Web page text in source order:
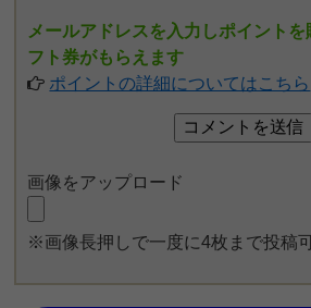
メールアドレスを入力しポイント
フト券がもらえます
ポイントの詳細についてはこちら
画像をアップロード
※画像長押しで一度に4枚まで投稿